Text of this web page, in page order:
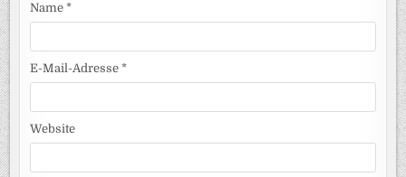
Name*
E-Mail-Adresse*
Website